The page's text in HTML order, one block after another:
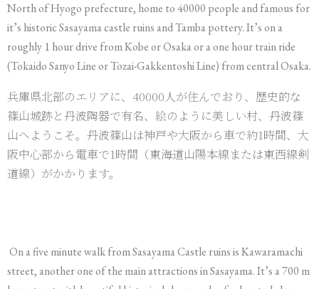
North of Hyogo prefecture, home to 40000 people and famous for
it’s historic Sasayama castle ruins and Tamba pottery. It’s on a
roughly 1 hour drive from Kobe or Osaka or a one hour train ride
(Tokaido Sanyo Line or Tozai-Gakkentoshi Line) from central Osaka.
兵庫県北部のエリアに、40000人が住んでおり、歴史的な
篠山城跡と丹波陶器で有名、絵のように美しい村、丹波篠
山へようこそ。丹波篠山は神戸や大阪から車で約1時間、大
阪中心部から電車で1時間（東海道山陽本線または東西線剣
道線）がかかります。
On a five minute walk from Sasayama Castle ruins is Kawaramachi
street, another one of the main attractions in Sasayama. It’s a 700 m